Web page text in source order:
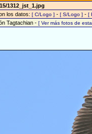
1312_jst_1.jpg
los datos: [ C/Logo ] - [ S/Logo ] - [
Tagtachian - [ Ver más fotos de